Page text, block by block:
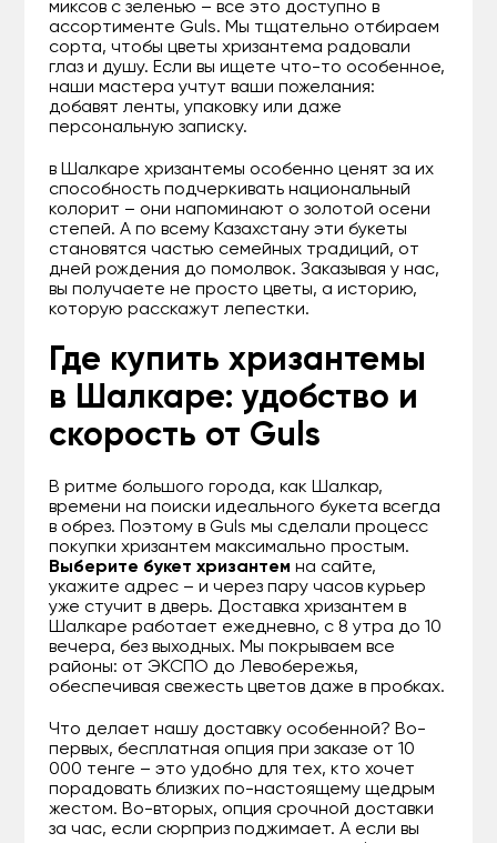
миксов с зеленью – все это доступно в
ассортименте Guls. Мы тщательно отбираем
сорта, чтобы цветы хризантема радовали
глаз и душу. Если вы ищете что-то особенное,
наши мастера учтут ваши пожелания:
добавят ленты, упаковку или даже
персональную записку.
в Шалкаре хризантемы особенно ценят за их
способность подчеркивать национальный
колорит – они напоминают о золотой осени
степей. А по всему Казахстану эти букеты
становятся частью семейных традиций, от
дней рождения до помолвок. Заказывая у нас,
вы получаете не просто цветы, а историю,
которую расскажут лепестки.
Где купить хризантемы
в Шалкаре: удобство и
скорость от Guls
В ритме большого города, как Шалкар,
времени на поиски идеального букета всегда
в обрез. Поэтому в Guls мы сделали процесс
покупки хризантем максимально простым.
Выберите букет хризантем на сайте,
укажите адрес – и через пару часов курьер
уже стучит в дверь. Доставка хризантем в
Шалкаре работает ежедневно, с 8 утра до 10
вечера, без выходных. Мы покрываем все
районы: от ЭКСПО до Левобережья,
обеспечивая свежесть цветов даже в пробках.
Что делает нашу доставку особенной? Во-
первых, бесплатная опция при заказе от 10
000 тенге – это удобно для тех, кто хочет
порадовать близких по-настоящему щедрым
жестом. Во-вторых, опция срочной доставки
за час, если сюрприз поджимает. А если вы